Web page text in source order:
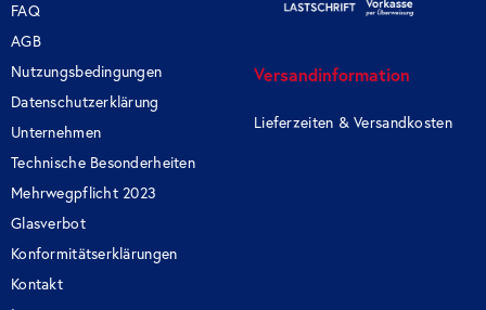
FAQ
AGB
Nutzungsbedingungen
Datenschutzerklärung
Unternehmen
Technische Besonderheiten
Mehrwegpflicht 2023
Glasverbot
Konformitätserklärungen
Kontakt
Versandinformation
Lieferzeiten & Versandkosten